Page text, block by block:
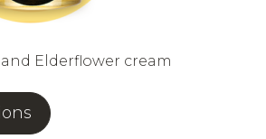
Elderflower cream